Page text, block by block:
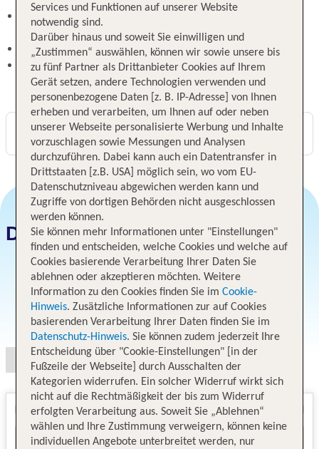
Vielfältige Touren durch den Schwarzwald – Natur
pur!
Reizvolle Nähe zu Frankreich und der Schweiz
Nur ca. 800 m bis ins Stadtzentrum von
Freudenstadt
Digitaler und telefonischer 24/7 TUI Service
Datum und Preise
Angebotsauswahl
Services und Funktionen auf unserer Website
notwendig sind.
Darüber hinaus und soweit Sie einwilligen und
„Zustimmen“ auswählen, können wir sowie unsere bis
zu fünf Partner als Drittanbieter Cookies auf Ihrem
Gerät setzen, andere Technologien verwenden und
personenbezogene Daten [z. B. IP-Adresse] von Ihnen
erheben und verarbeiten, um Ihnen auf oder neben
unserer Webseite personalisierte Werbung und Inhalte
vorzuschlagen sowie Messungen und Analysen
durchzuführen. Dabei kann auch ein Datentransfer in
Drittstaaten [z.B. USA] möglich sein, wo vom EU-
Datenschutzniveau abgewichen werden kann und
Zugriffe von dortigen Behörden nicht ausgeschlossen
werden können.
Sie können mehr Informationen unter "Einstellungen"
finden und entscheiden, welche Cookies und welche auf
Cookies basierende Verarbeitung Ihrer Daten Sie
ablehnen oder akzeptieren möchten. Weitere
Information zu den Cookies finden Sie im Cookie-
Hinweis. Zusätzliche Informationen zur auf Cookies
basierenden Verarbeitung Ihrer Daten finden Sie im
Datenschutz-Hinweis. Sie können zudem jederzeit Ihre
Entscheidung über "Cookie-Einstellungen" [in der
Fußzeile der Webseite] durch Ausschalten der
Kategorien widerrufen. Ein solcher Widerruf wirkt sich
nicht auf die Rechtmäßigkeit der bis zum Widerruf
erfolgten Verarbeitung aus. Soweit Sie „Ablehnen“
wählen und Ihre Zustimmung verweigern, können keine
individuellen Angebote unterbreitet werden, nur